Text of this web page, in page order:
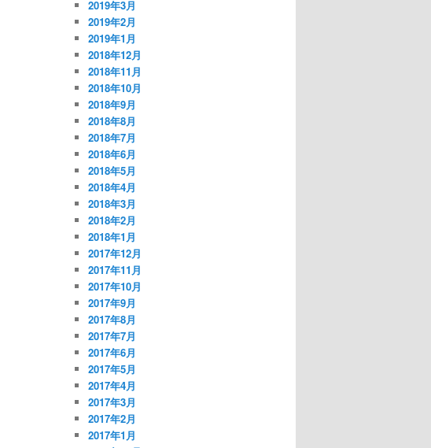
2019年3月
2019年2月
2019年1月
2018年12月
2018年11月
2018年10月
2018年9月
2018年8月
2018年7月
2018年6月
2018年5月
2018年4月
2018年3月
2018年2月
2018年1月
2017年12月
2017年11月
2017年10月
2017年9月
2017年8月
2017年7月
2017年6月
2017年5月
2017年4月
2017年3月
2017年2月
2017年1月